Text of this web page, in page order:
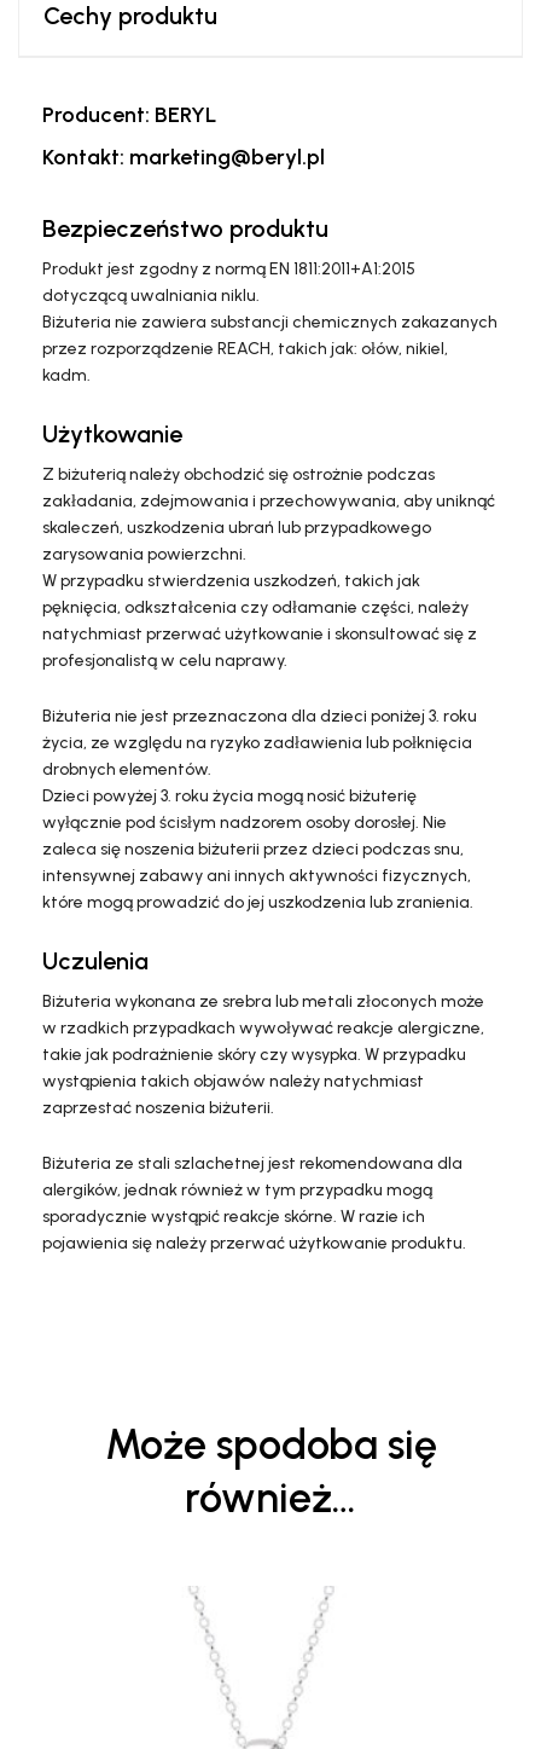
Cechy produktu
Producent: BERYL
Kontakt: marketing@beryl.pl
Bezpieczeństwo produktu
Produkt jest zgodny z normą EN 1811:2011+A1:2015
dotyczącą uwalniania niklu.
Biżuteria nie zawiera substancji chemicznych zakazanych
przez rozporządzenie REACH, takich jak: ołów, nikiel,
kadm.
Użytkowanie
Z biżuterią należy obchodzić się ostrożnie podczas
zakładania, zdejmowania i przechowywania, aby uniknąć
skaleczeń, uszkodzenia ubrań lub przypadkowego
zarysowania powierzchni.
W przypadku stwierdzenia uszkodzeń, takich jak
pęknięcia, odkształcenia czy odłamanie części, należy
natychmiast przerwać użytkowanie i skonsultować się z
profesjonalistą w celu naprawy.
Biżuteria nie jest przeznaczona dla dzieci poniżej 3. roku
życia, ze względu na ryzyko zadławienia lub połknięcia
drobnych elementów.
Dzieci powyżej 3. roku życia mogą nosić biżuterię
wyłącznie pod ścisłym nadzorem osoby dorosłej. Nie
zaleca się noszenia biżuterii przez dzieci podczas snu,
intensywnej zabawy ani innych aktywności fizycznych,
które mogą prowadzić do jej uszkodzenia lub zranienia.
Uczulenia
Biżuteria wykonana ze srebra lub metali złoconych może
w rzadkich przypadkach wywoływać reakcje alergiczne,
takie jak podrażnienie skóry czy wysypka. W przypadku
wystąpienia takich objawów należy natychmiast
zaprzestać noszenia biżuterii.
Biżuteria ze stali szlachetnej jest rekomendowana dla
alergików, jednak również w tym przypadku mogą
sporadycznie wystąpić reakcje skórne. W razie ich
pojawienia się należy przerwać użytkowanie produktu.
Może spodoba się
również…